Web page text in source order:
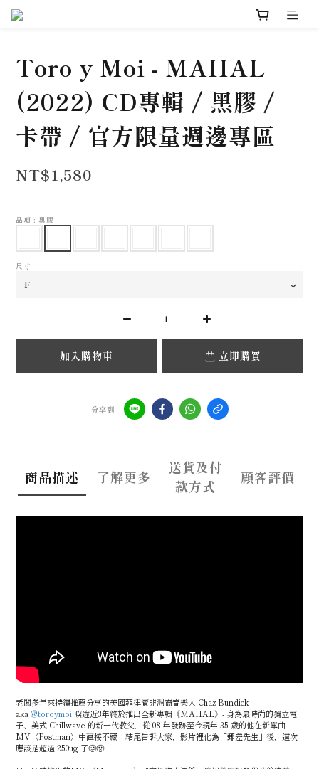
Toro y Moi - MAHAL
(2022) CD專輯 / 黑膠 /
卡帶 / 官方限量週邊專區
NT$1,580
品項 : 黑膠
尺寸
加入購物車 立即購買
分享到
商品描述 了解更多
送貨及付
款方式
顧客評價
老闆多年來持續推薦分享的美國菲律賓非洲裔音樂人 Chaz Bundick
aka@toroymoi 睽違近3年終於推出全新專輯《MAHAL》- 身為最時尚的獨立電
子、美式 Chillwave 的新一代教父，從 08 年發跡至今現年 35 歲的他在新單曲
MV〈Postman〉中直接不藏；結尾告訴大家，影片裡化為「郵差先生」後，這次
應該是超過 250ug 了🥴🤢